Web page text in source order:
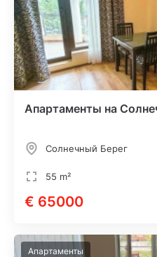
Апартаменты на
Солнечный Берег
55 m²
€ 65000
Апартаменты